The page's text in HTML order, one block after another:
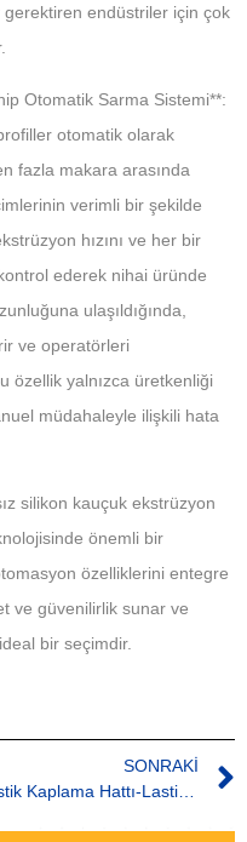
gerektiren endüstriler için çok
Otomatik Sarma Sistemi**:
otomatik olarak
fazla makara arasında
verimli bir şekilde
hızını ve her bir
ederek nihai üründe
ulaşıldığında,
ve operatörleri
özellik yalnızca üretkenliği
müdahaleyle ilişkili hata
silikon kauçuk ekstrüzyon
önemli bir
özelliklerini entegre
ve güvenilirlik sunar ve
bir seçimdir.
SONRAKI
Lastik Kaplama Hattı-Lastik Kürleme Odası